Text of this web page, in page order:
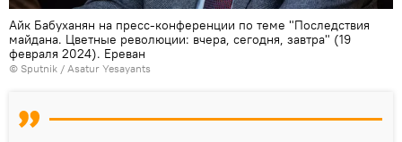
Айк Бабуханян на пресс-конференции по теме "Последствия
майдана. Цветные революции: вчера, сегодня, завтра" (19
февраля 2024). Еревaн
© Sputnik / Asatur Yesayants